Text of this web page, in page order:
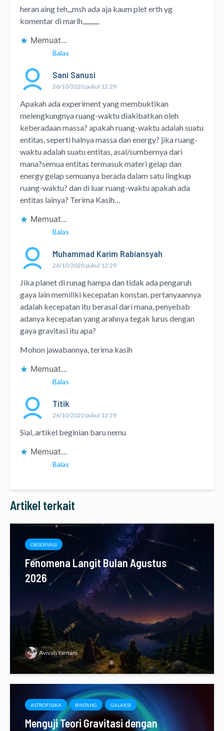
heran aing teh,,,msh ada aja kaum plet erth yg
komentar di marih,,,,,,,,,,,
Memuat...
Balas
Sani Sanusi
26/10/2020 pukul 12:29
Apakah ada experiment yang membuktikan
melengkungnya ruang-waktu diakibatkan oleh
keberadaan massa? apakah ruang-waktu adalah suatu
entitas, seperti halnya massa dan energy? jika ruang-
waktu adalah suatu entitas, asal/sumbernya dari
mana?semua entitas termasuk materi gelap dan
energy gelap semuanya berada dalam satu lingkup
ruang-waktu? dan di luar ruang-waktu apakah ada
entitas lainya? Terima Kasih…
Memuat...
Balas
Muhammad Karim Rabiansyah
26/10/2020 pukul 12:29
Jika planet di runag hampa dan tidak ada pengaruh
gaya lain memiliki kecepatan konstan. pertanyaannya
adalah kecepatan itu berasal dari mana, penyebab
adanya kecepatan yang arahnya tegak lurus dengan
gaya gravitasi itu apa?
Mohon jawabannya, terima kasih
Memuat...
Balas
Titik
26/10/2020 pukul 12:29
Sial, artikel beginian baru nemu
Memuat...
Balas
Artikel terkait
OBSERVASI
Fenomena Langit Bulan Agustus
2026
Avivah Yamani
ASTROFISIKA BINTANG GALAKSI
Menguji Teori Gravitasi dengan